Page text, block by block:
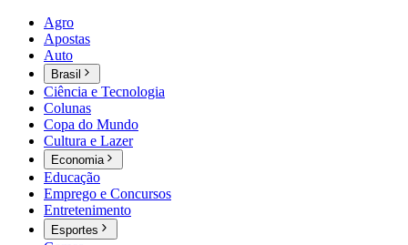
Agro
Apostas
Auto
Brasil
Ciência e Tecnologia
Colunas
Copa do Mundo
Cultura e Lazer
Economia
Educação
Emprego e Concursos
Entretenimento
Esportes